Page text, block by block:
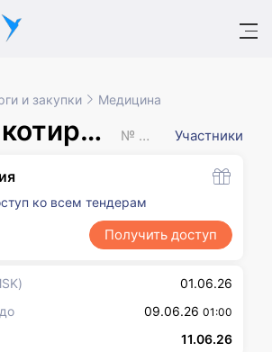
и закупки Медицина
форме № XXXXXXX Участники
ко всем тендерам
Получить доступ
01.06.26
09.06.26 01:00
11.06.26